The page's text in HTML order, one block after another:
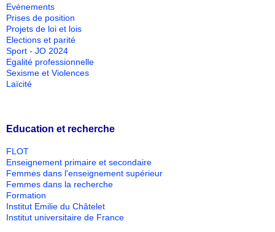
Evénements
Prises de position
Projets de loi et lois
Elections et parité
Sport - JO 2024
Egalité professionnelle
Sexisme et Violences
Laïcité
Education et recherche
FLOT
Enseignement primaire et secondaire
Femmes dans l'enseignement supérieur
Femmes dans la recherche
Formation
Institut Emilie du Châtelet
Institut universitaire de France